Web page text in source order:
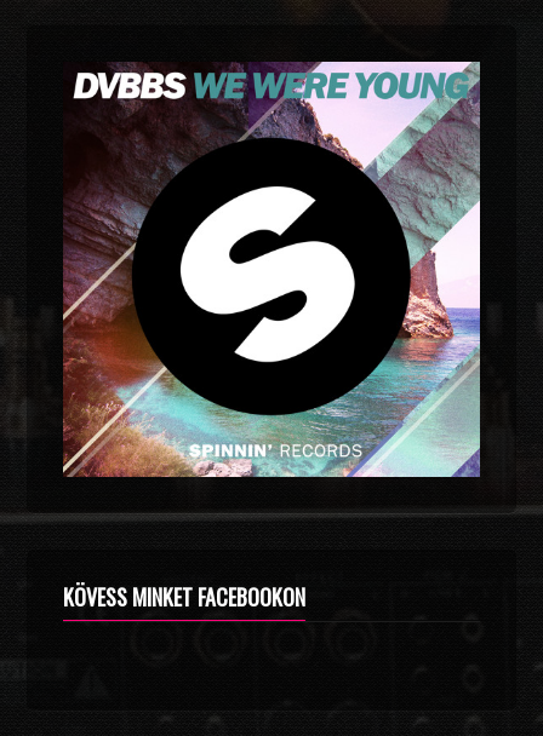
KÖVESS MINKET FACEBOOKON